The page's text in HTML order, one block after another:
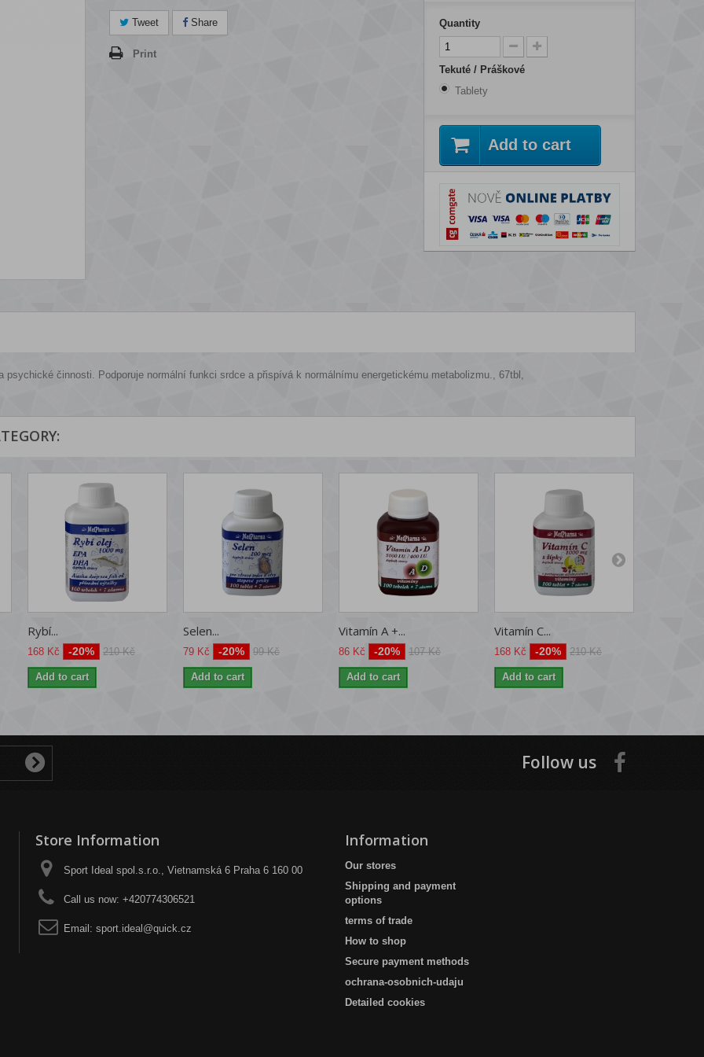
Tweet Share
Print
Quantity
Tekuté / Práškové
Tablety
Add to cart
činnosti. Podporuje normální funkci srdce a přispívá k normálnímu energetickému metabolizmu., 67tbl,
Rybí...
168 Kč -20% 210 Kč
Add to cart
Selen...
79 Kč -20% 99 Kč
Add to cart
Vitamín A +...
86 Kč -20% 107 Kč
Add to cart
Vitamín C...
168 Kč -20% 210 Kč
Add to cart
Follow us
Store Information
Sport Ideal spol.s.r.o., Vietnamská 6 Praha 6 160 00
Call us now: +420774306521
Email: sport.ideal@quick.cz
Information
Our stores
Shipping and payment
options
terms of trade
How to shop
Secure payment methods
ochrana-osobnich-udaju
Detailed cookies